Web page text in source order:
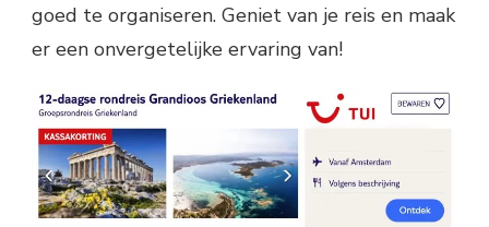
goed te organiseren. Geniet van je reis en maak
er een onvergetelijke ervaring van!